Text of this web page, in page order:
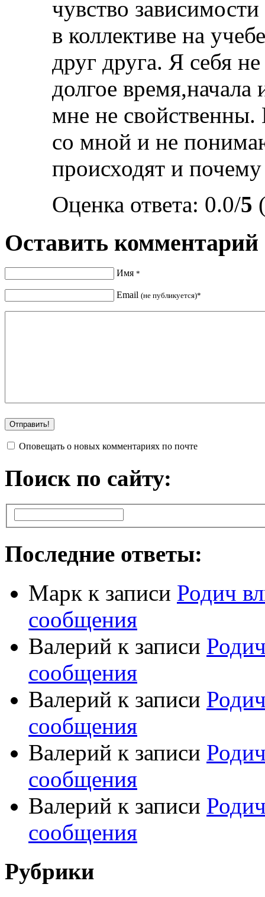
чувство
в коллективе на
друг друга. Я себя
долгое время,начала
мне не
со мной и не
происходят и
Оценка ответа: 0.0/5
Оставить комментарий
Имя *
Email (не публикуется)*
Оповещать о новых комментариях по почте
Поиск по сайту:
Последние ответы:
Марк к записи Родич
сообщения
Валерий к записи
сообщения
Валерий к записи
сообщения
Валерий к записи
сообщения
Валерий к записи
сообщения
Рубрики